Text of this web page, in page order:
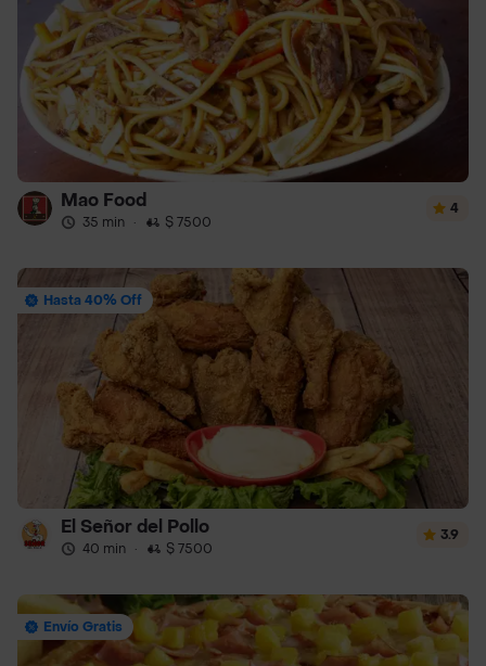
Mao Food
35 min · $ 7500
4
Hasta 40% Off
El Señor del Pollo
40 min · $ 7500
3.9
Envío Gratis